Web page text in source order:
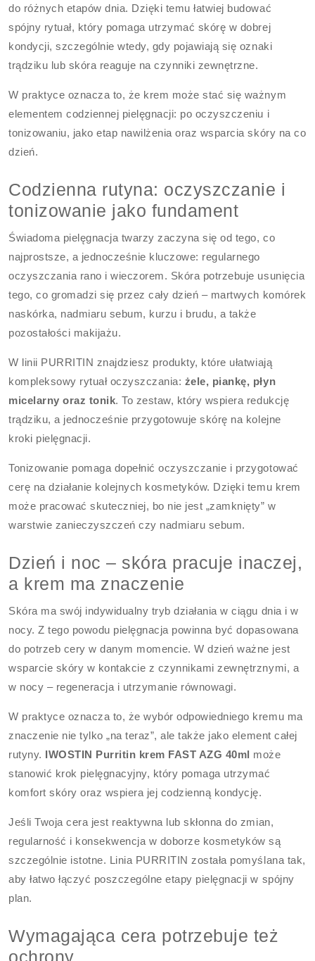
do różnych etapów dnia. Dzięki temu łatwiej budować
spójny rytuał, który pomaga utrzymać skórę w dobrej
kondycji, szczególnie wtedy, gdy pojawiają się oznaki
trądziku lub skóra reaguje na czynniki zewnętrzne.
W praktyce oznacza to, że krem może stać się ważnym
elementem codziennej pielęgnacji: po oczyszczeniu i
tonizowaniu, jako etap nawilżenia oraz wsparcia skóry na co
dzień.
Codzienna rutyna: oczyszczanie i
tonizowanie jako fundament
Świadoma pielęgnacja twarzy zaczyna się od tego, co
najprostsze, a jednocześnie kluczowe: regularnego
oczyszczania rano i wieczorem. Skóra potrzebuje usunięcia
tego, co gromadzi się przez cały dzień – martwych komórek
naskórka, nadmiaru sebum, kurzu i brudu, a także
pozostałości makijażu.
W linii PURRITIN znajdziesz produkty, które ułatwiają
kompleksowy rytuał oczyszczania: żele, piankę, płyn
micelarny oraz tonik. To zestaw, który wspiera redukcję
trądziku, a jednocześnie przygotowuje skórę na kolejne
kroki pielęgnacji.
Tonizowanie pomaga dopełnić oczyszczanie i przygotować
cerę na działanie kolejnych kosmetyków. Dzięki temu krem
może pracować skuteczniej, bo nie jest „zamknięty” w
warstwie zanieczyszczeń czy nadmiaru sebum.
Dzień i noc – skóra pracuje inaczej,
a krem ma znaczenie
Skóra ma swój indywidualny tryb działania w ciągu dnia i w
nocy. Z tego powodu pielęgnacja powinna być dopasowana
do potrzeb cery w danym momencie. W dzień ważne jest
wsparcie skóry w kontakcie z czynnikami zewnętrznymi, a
w nocy – regeneracja i utrzymanie równowagi.
W praktyce oznacza to, że wybór odpowiedniego kremu ma
znaczenie nie tylko „na teraz”, ale także jako element całej
rutyny. IWOSTIN Purritin krem FAST AZG 40ml może
stanowić krok pielęgnacyjny, który pomaga utrzymać
komfort skóry oraz wspiera jej codzienną kondycję.
Jeśli Twoja cera jest reaktywna lub skłonna do zmian,
regularność i konsekwencja w doborze kosmetyków są
szczególnie istotne. Linia PURRITIN została pomyślana tak,
aby łatwo łączyć poszczególne etapy pielęgnacji w spójny
plan.
Wymagająca cera potrzebuje też
ochrony